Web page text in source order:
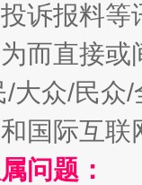
诉报料
而直接
大众/民
国际互
问题：